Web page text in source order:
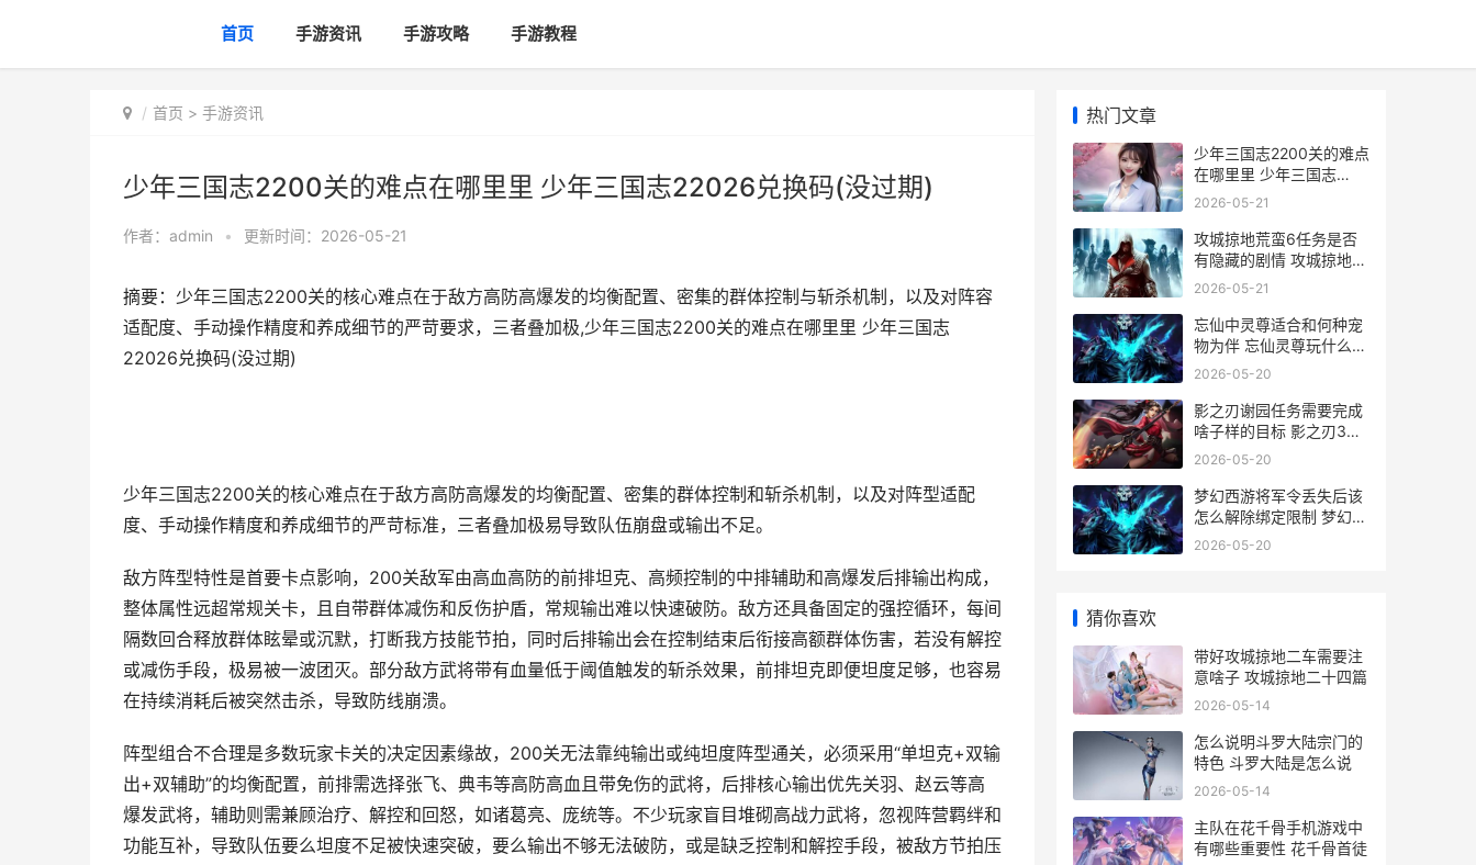
首页 手游资讯 手游攻略 手游教程
首页 > 手游资讯
少年三国志2200关的难点在哪里里 少年三国志22026兑换码(没过期)
作者： admin • 更新时间：2026-05-21
摘要：少年三国志2200关的核心难点在于敌方高防高爆发的均衡配置、密集的群体控制与斩杀机制，以及对阵容
适配度、手动操作精度和养成细节的严苛要求，三者叠加极,少年三国志2200关的难点在哪里里 少年三国志
22026兑换码(没过期)
少年三国志2200关的核心难点在于敌方高防高爆发的均衡配置、密集的群体控制和斩杀机制，以及对阵型适配
度、手动操作精度和养成细节的严苛标准，三者叠加极易导致队伍崩盘或输出不足。
敌方阵型特性是首要卡点影响，200关敌军由高血高防的前排坦克、高频控制的中排辅助和高爆发后排输出构成，
整体属性远超常规关卡，且自带群体减伤和反伤护盾，常规输出难以快速破防。敌方还具备固定的强控循环，每间
隔数回合释放群体眩晕或沉默，打断我方技能节拍，同时后排输出会在控制结束后衔接高额群体伤害，若没有解控
或减伤手段，极易被一波团灭。部分敌方武将带有血量低于阈值触发的斩杀效果，前排坦克即便坦度足够，也容易
在持续消耗后被突然击杀，导致防线崩溃。
阵型组合不合理是多数玩家卡关的决定因素缘故，200关无法靠纯输出或纯坦度阵型通关，必须采用“单坦克+双输
出+双辅助”的均衡配置，前排需选择张飞、典韦等高防高血且带免伤的武将，后排核心输出优先关羽、赵云等高
爆发武将，辅助则需兼顾治疗、解控和回怒，如诸葛亮、庞统等。不少玩家盲目堆砌高战力武将，忽视阵营羁绊和
功能互补，导致队伍要么坦度不足被快速突破，要么输出不够无法破防，或是缺乏控制和解控手段，被敌方节拍压
热门文章
少年三国志2200关的难点
在哪里里 少年三国志
22026兑换码(没过期)
2026-05-21
攻城掠地荒蛮6任务是否
有隐藏的剧情 攻城掠地蛮
荒副本
2026-05-21
忘仙中灵尊适合和何种宠
物为伴 忘仙灵尊玩什么属
性
2026-05-20
影之刃谢园任务需要完成
啥子样的目标 影之刃3谢
园任务怎么开启
2026-05-20
梦幻西游将军令丢失后该
怎么解除绑定限制 梦幻西
游将军令怎么解除别人的
2026-05-20
猜你喜欢
带好攻城掠地二车需要注
意啥子 攻城掠地二十四篇
2026-05-14
怎么说明斗罗大陆宗门的
特色 斗罗大陆是怎么说
2026-05-14
主队在花千骨手机游戏中
有哪些重要性 花千骨首徒